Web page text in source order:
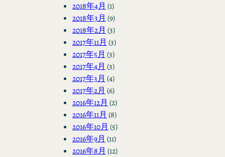
2018年4月 (1)
2018年3月 (9)
2018年2月 (3)
2017年11月 (3)
2017年5月 (3)
2017年4月 (3)
2017年3月 (4)
2017年2月 (6)
2016年12月 (2)
2016年11月 (8)
2016年10月 (5)
2016年9月 (11)
2016年8月 (12)